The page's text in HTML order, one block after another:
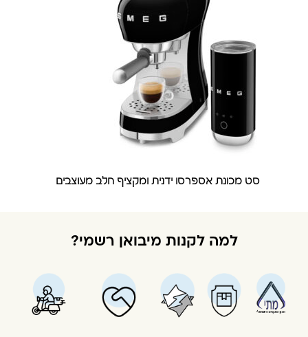
סט מכונת אספרסו ידנית ומקציף חלב מעוצבים
למה לקנות מיבואן רשמי?